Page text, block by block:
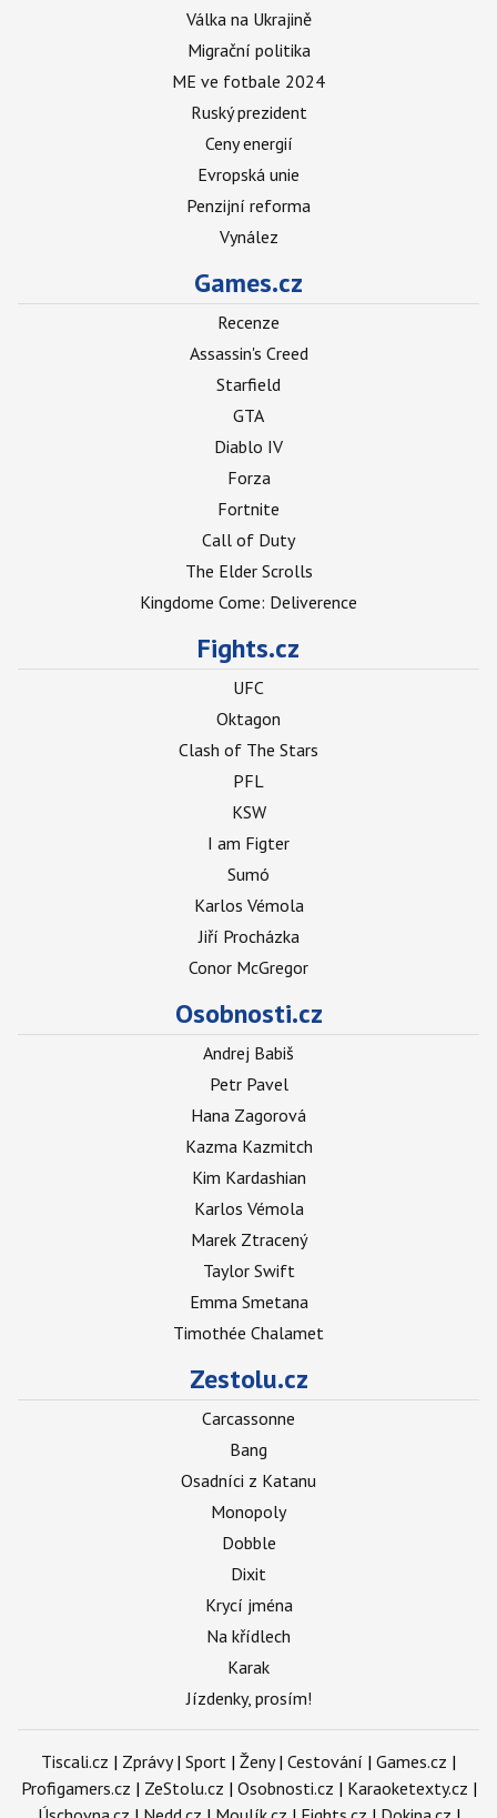
Válka na Ukrajině
Migrační politika
ME ve fotbale 2024
Ruský prezident
Ceny energií
Evropská unie
Penzijní reforma
Vynález
Games.cz
Recenze
Assassin's Creed
Starfield
GTA
Diablo IV
Forza
Fortnite
Call of Duty
The Elder Scrolls
Kingdome Come: Deliverence
Fights.cz
UFC
Oktagon
Clash of The Stars
PFL
KSW
I am Figter
Sumó
Karlos Vémola
Jiří Procházka
Conor McGregor
Osobnosti.cz
Andrej Babiš
Petr Pavel
Hana Zagorová
Kazma Kazmitch
Kim Kardashian
Karlos Vémola
Marek Ztracený
Taylor Swift
Emma Smetana
Timothée Chalamet
Zestolu.cz
Carcassonne
Bang
Osadníci z Katanu
Monopoly
Dobble
Dixit
Krycí jména
Na křídlech
Karak
Jízdenky, prosím!
Tiscali.cz | Zprávy| Sport | Ženy| Cestování | Games.cz |
Profigamers.cz | ZeStolu.cz | Osobnosti.cz | Karaoketexty.cz |